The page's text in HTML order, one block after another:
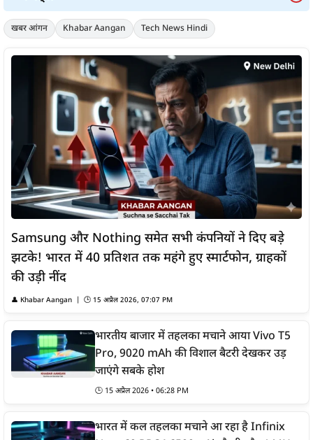
खबर आंगन Khabar Aangan Tech News Hindi
Samsung और Nothing समेत सभी कंपनियों ने दिए बड़े
झटके! भारत में 40 प्रतिशत तक महंगे हुए स्मार्टफोन, ग्राहकों
की उड़ी नींद
👤 Khabar Aangan | 🕒 15 अप्रैल 2026, 07:07 PM
भारतीय बाजार में तहलका मचाने आया Vivo T5
Pro, 9020 mAh की विशाल बैटरी देखकर उड़
जाएंगे सबके होश
🕒 15 अप्रैल 2026 • 06:28 PM
भारत में कल तहलका मचाने आ रहा है Infinix